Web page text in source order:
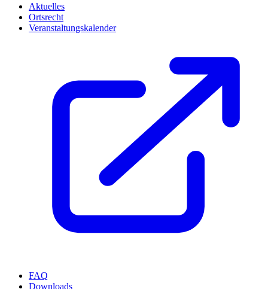
Aktuelles
Ortsrecht
Veranstaltungskalender
FAQ
Downloads